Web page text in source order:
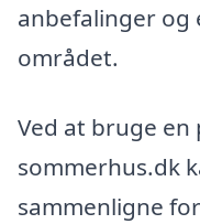
anbefalinger
området.
Ved at bruge
sommerhus.dk
sammenligne